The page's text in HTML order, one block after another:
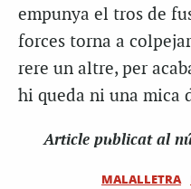
empunya el tros de
forces torna a
rere un altre, per
hi queda ni una mica
Article publicat al
MALALLETRA